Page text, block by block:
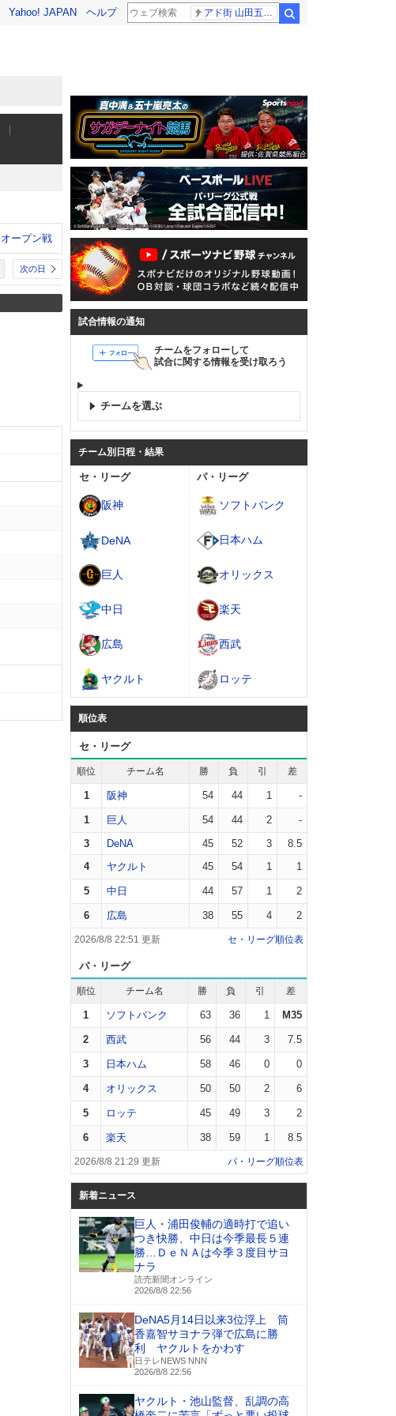
Yahoo! JAPAN ヘルプ
オープン戦
次の日
試合情報の通知
チームをフォローして
試合に関する情報を受け取ろう
チームを選ぶ
チーム別日程・結果
セ・リーグ
阪神
DeNA
巨人
中日
広島
ヤクルト
パ・リーグ
ソフトバンク
日本ハム
オリックス
楽天
西武
ロッテ
順位表
セ・リーグ
順位 チーム名 勝 負 引 差
1 阪神 54 44 1 -
1 巨人 54 44 2
-
3
DeNA 45 52 3
8.5
4
ヤクルト 45 54 1 1
5 中日 44 57 1 2
6 広島 38 55 4 2
2026/8/8 22:51 更新 セ・リーグ順位表
パ・リーグ
順位 チーム名 勝 負 引 差
1 ソフトバンク 63 36 1 M35
2 西武 56 44 3 7.5
3 日本ハム 58 46 0 0
4 オリックス 50 50 2 6
5 ロッテ 45 49 3 2
6 楽天 38 59 1 8.5
2026/8/8 21:29 更新 パ・リーグ順位表
新着ニュース
巨人・浦田俊輔の適時打で追い
つき快勝、中日は今季最長５連
勝…ＤｅＮＡは今季３度目サヨ
ナラ
読売新聞オンライン
2026/8/8 22:56
DeNA5月14日以来3位浮上 筒
香嘉智サヨナラ弾で広島に勝
利 ヤクルトをかわす
日テレNEWS NNN
2026/8/8 22:56
ヤクルト・池山監督、乱調の高